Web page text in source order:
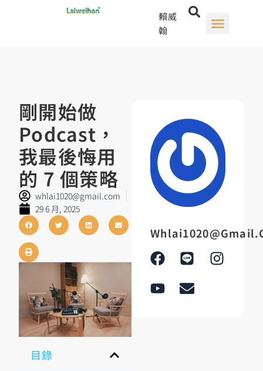
賴威
翰
剛開始做
Podcast，
我最後悔用
的 7 個策略
whlai1020@gmail.com
29 6 月, 2025
目錄